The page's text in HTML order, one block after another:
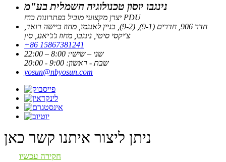
נינגבו יוסון טכנולוגיה חשמלית בע"מ
יצרן מקצועי מוביל בפתרונות כוח PDU
חדר 906, חדרים (9-1), (9-2), בניין לאנגמו, מחוז ביישה רואד,
צ'יקסי סיטי, נינגבו, מחוז ג'ג'יאנג, סין
+86 15867381241
שני – שישי: 8:00 – 22:00
שבת - ראשון: 9:00 - 20:00
yosun@nbyosun.com
ניתן ליצור איתנו קשר כאן
חקירה עכשיו